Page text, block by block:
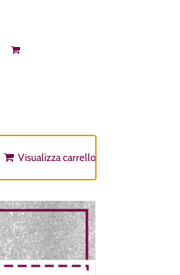
Visualizza carrello